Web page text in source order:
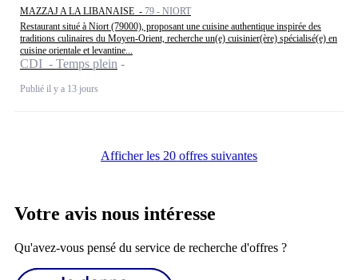
MAZZAJ A LA LIBANAISE - 79 - NIORT
Restaurant situé à Niort (79000), proposant une cuisine authentique inspirée des
traditions culinaires du Moyen-Orient, recherche un(e) cuisinier(ère) spécialisé(e) en
cuisine orientale et levantine...
CDI - Temps plein
Publié il y a 13 jours
Afficher les 20 offres suivantes
Votre avis nous intéresse
Qu'avez-vous pensé du service de recherche d'offres ?